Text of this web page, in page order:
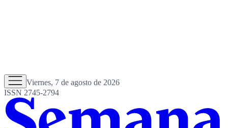
Viernes, 7 de agosto de 2026
ISSN 2745-2794